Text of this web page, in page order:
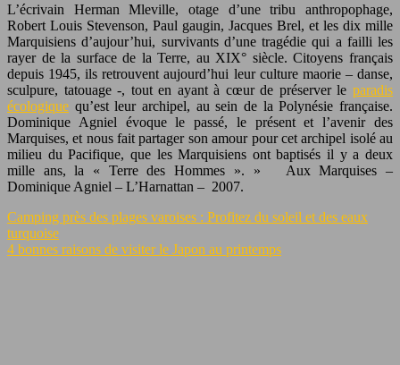
L’écrivain Herman Mleville, otage d’une tribu anthropophage,
Robert Louis Stevenson, Paul gaugin, Jacques Brel, et les dix mille
Marquisiens d’aujour’hui, survivants d’une tragédie qui a failli les
rayer de la surface de la Terre, au XIX° siècle. Citoyens français
depuis 1945, ils retrouvent aujourd’hui leur culture maorie – danse,
sculpure, tatouage -, tout en ayant à cœur de préserver le paradis
écologique qu’est leur archipel, au sein de la Polynésie française.
Dominique Agniel évoque le passé, le présent et l’avenir des
Marquises, et nous fait partager son amour pour cet archipel isolé au
milieu du Pacifique, que les Marquisiens ont baptisés il y a deux
mille ans, la « Terre des Hommes ». » Aux Marquises –
Dominique Agniel – L’Harnattan – 2007.
Camping près des plages varoises : Profitez du soleil et des eaux
turquoise
4 bonnes raisons de visiter le Japon au printemps